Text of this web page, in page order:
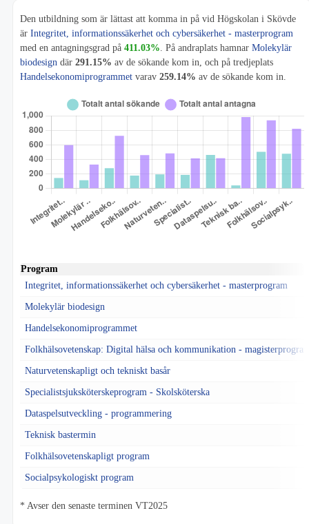
Den utbildning som är lättast att komma in på vid Högskolan i Skövde
är Integritet, informationssäkerhet och cybersäkerhet - masterprogram
med en antagningsgrad på 411.03%. På andraplats hamnar Molekylär
biodesign där 291.15% av de sökande kom in, och på tredjeplats
Handelsekonomiprogrammet varav 259.14% av de sökande kom in.
Program
Integritet, informationssäkerhet och cybersäkerhet - masterprogram
Molekylär biodesign
Handelsekonomiprogrammet
Folkhälsovetenskap: Digital hälsa och kommunikation -
Naturvetenskapligt och tekniskt basår
Specialistsjuksköterskeprogram - Skolsköterska
Dataspelsutveckling - programmering
Teknisk bastermin
Folkhälsovetenskapligt program
Socialpsykologiskt program
* Avser den senaste terminen VT2025